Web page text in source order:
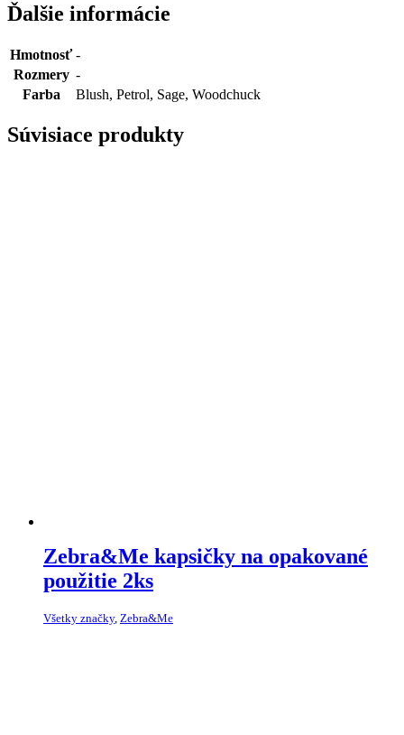
Ďalšie informácie
Hmotnosť -
Rozmery -
Farba
Blush, Petrol, Sage, Woodchuck
Súvisiace produkty
Zebra&Me kapsičky na opakované
použitie 2ks
Všetky značky, Zebra&Me